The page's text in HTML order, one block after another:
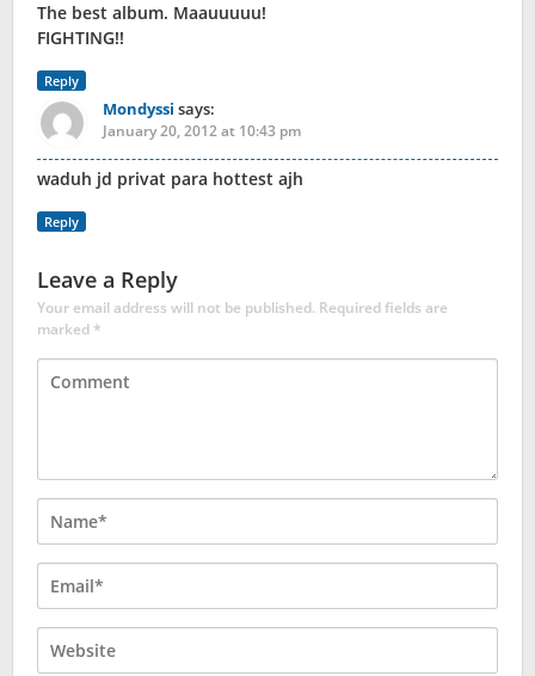
The best album. Maauuuuu!
FIGHTING!!
Reply
Mondyssi says:
January 20, 2012 at 10:43 pm
waduh jd privat para hottest ajh
Reply
Leave a Reply
Your email address will not be published. Required fields are
marked*